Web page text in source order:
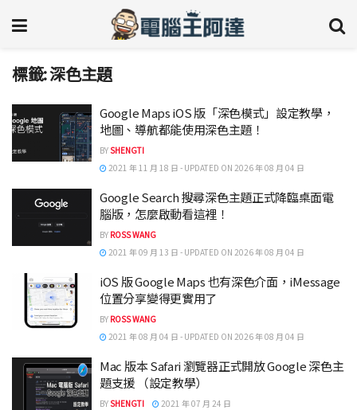
標籤:深色主題
Google Maps iOS 版「深色模式」設定教學，
地圖、導航都能使用深色主題！
BYSHENGTI
2021 年 11 月 18 日 - UPDATED ON 2026 年 08 月 04 日
Google Search 搜尋深色主題正式降臨桌面電
腦版，怎麼啟動看這裡！
BY ROSS WANG
2021 年 09 月 13 日 - UPDATED ON 2026 年 08 月 04 日
iOS 版 Google Maps 也有深色介面，iMessage
位置分享變得更實用了
BY ROSS WANG
2021 年 08 月 04 日 - UPDATED ON 2026 年 08 月 04 日
Mac 版本 Safari 瀏覽器正式開放 Google 深色主
題支援 （設定教學）
BYSHENGTI 2021 年 07 月 24 日